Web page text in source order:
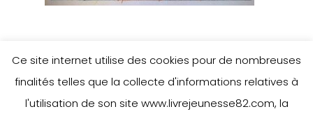
Ce site internet utilise des cookies pour de nombreuses
finalités telles que la collecte d'informations relatives à
l'utilisation de son site www.livrejeunesse82.com, la